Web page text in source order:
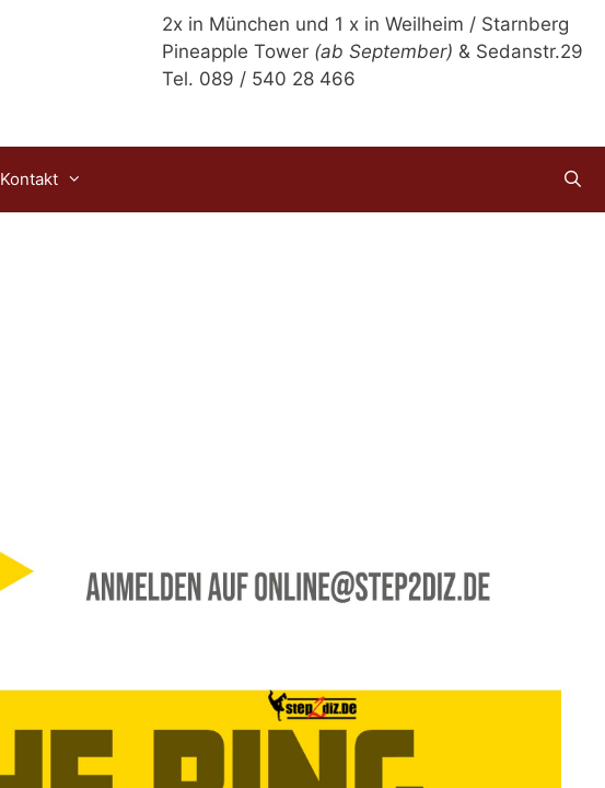
2x in München und 1 x in Weilheim / Starnberg
Pineapple Tower (ab September) & Sedanstr.29
Tel. 089 / 540 28 466
Kontakt